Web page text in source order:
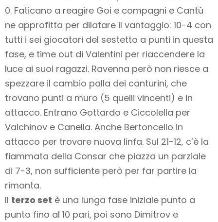
0. Faticano a reagire Goi e compagni e Cantù
ne approfitta per dilatare il vantaggio: 10-4 con
tutti i sei giocatori del sestetto a punti in questa
fase, e time out di Valentini per riaccendere la
luce ai suoi ragazzi. Ravenna però non riesce a
spezzare il cambio palla dei canturini, che
trovano punti a muro (5 quelli vincenti) e in
attacco. Entrano Gottardo e Ciccolella per
Valchinov e Canella. Anche Bertoncello in
attacco per trovare nuova linfa. Sul 21-12, c’è la
fiammata della Consar che piazza un parziale
di 7-3, non sufficiente però per far partire la
rimonta.
Il terzo set è una lunga fase iniziale punto a
punto fino al 10 pari, poi sono Dimitrov e